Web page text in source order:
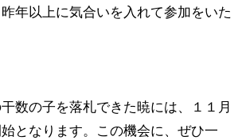
年以上に気合いを入れて参加をいた
数の子を落札できた暁には、１１月
となります。この機会に、ぜひ一